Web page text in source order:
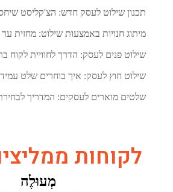
תכנון שילוט לעסק חדש: הצ'קליסט
מיתוג חנויות באמצעות שילוט: מחזית
שילוט פנים לעסק: הדרך לחוויית לקוח
שילוט חוץ לעסק: איך בוחרים שלט עמיד
שלטים מוארים לעסקים: המדריך
לקוחות
מְעוּלֶה